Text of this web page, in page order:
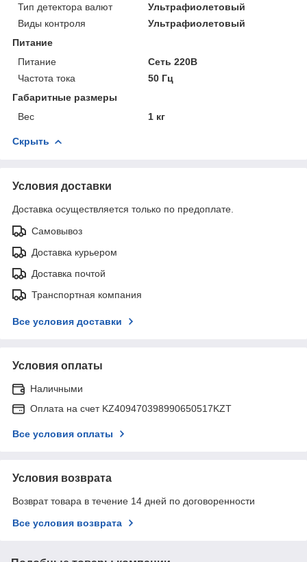
Тип детектора валют
Ультрафиолетовый
Виды контроля
Ультрафиолетовый
Питание
Питание
Сеть 220В
Частота тока
50 Гц
Габаритные размеры
Вес
1 кг
Скрыть
Условия доставки
Доставка осуществляется только по предоплате.
Самовывоз
Доставка курьером
Доставка почтой
Транспортная компания
Все условия доставки
Условия оплаты
Наличными
Оплата на счет KZ409470398990650517KZT
Все условия оплаты
Условия возврата
Возврат товара в течение 14 дней по договоренности
Все условия возврата